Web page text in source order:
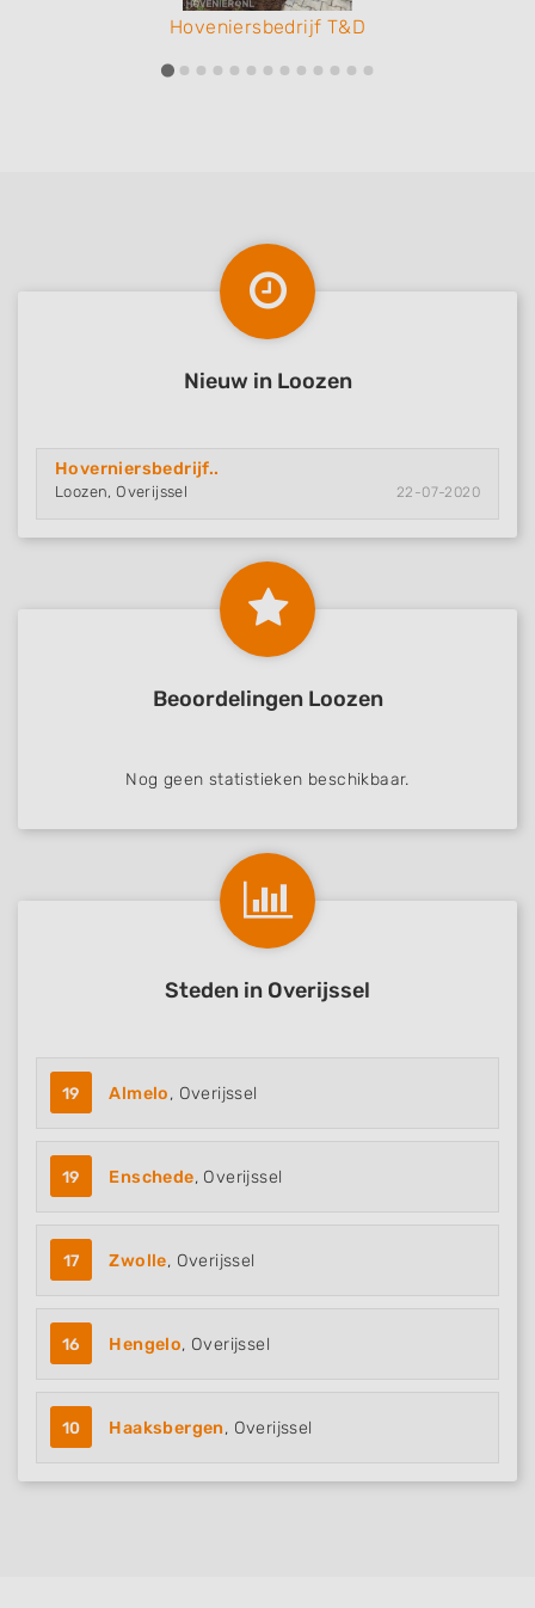
Hoveniersbedrijf T&D
Nieuw in Loozen
Hoverniersbedrijf..
Loozen, Overijssel 22-07-2020
Beoordelingen Loozen
Nog geen statistieken beschikbaar.
Steden in Overijssel
19 Almelo, Overijssel
19 Enschede, Overijssel
17 Zwolle, Overijssel
16 Hengelo, Overijssel
10 Haaksbergen, Overijssel